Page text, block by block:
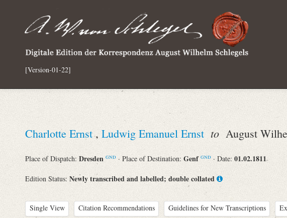
[Version-01-22]
Charlotte Ernst, Ludwig Emanuel Ernst to August
Place of Dispatch: Dresden GND · Place of Destination: Genf GND · Date: 01.02.1811
Edition Status: Newly transcribed and labelled; double collated
Single View Citation Recommendations Guidelines for New Transcriptions